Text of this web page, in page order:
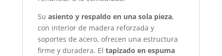
Su asiento y respaldo en una sola pieza,
con interior de madera reforzada y
soportes de acero, ofrecen una estructura
firme y duradera. El tapizado en espuma